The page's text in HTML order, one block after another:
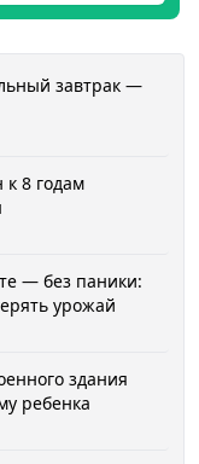
завтрак —
8 годам
— без паники:
урожай
здания
ребенка